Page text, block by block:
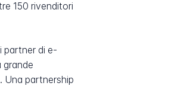
150 rivenditori
partner di e-
grande
Una partnership